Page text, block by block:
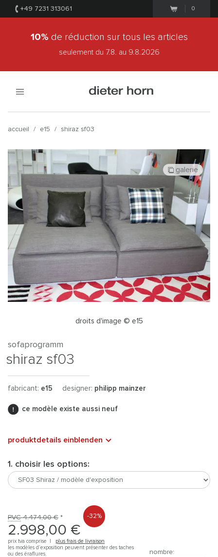
+49 7231 313061 0
10% de réduction sur tous les articles
seulement du 7.8. au 9.8.2026
accueil / e15 / shiraz sf03
droits d'image © e15
galerie
sofaprogramm
shiraz sf03
fabricant: e15 designer: philipp mainzer
ce modèle existe aussi neuf
produktdetails einblenden
1. choisir les options:
-32%
PVC4.474,00 € *
2.998,00 €
prix tva comprise | plus frais de livraison
les modèles d’exposition peuvent présenter des taches
ou des éraflures.
nombre: